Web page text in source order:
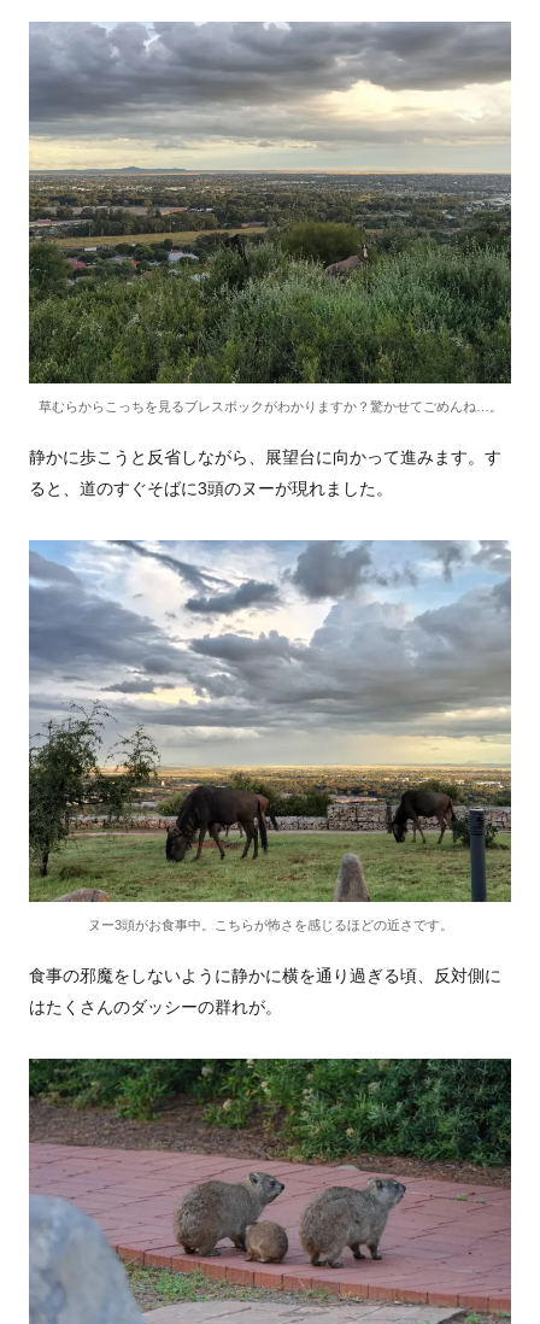
草むらからこっちを見るブレスボックがわかりますか？驚かせてごめんね…。
静かに歩こうと反省しながら、展望台に向かって進みます。す
ると、道のすぐそばに3頭のヌーが現れました。
ヌー3頭がお食事中。こちらが怖さを感じるほどの近さです。
食事の邪魔をしないように静かに横を通り過ぎる頃、反対側に
はたくさんのダッシーの群れが。